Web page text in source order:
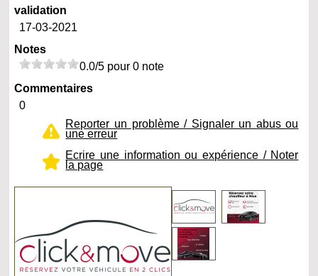
validation
17-03-2021
Notes
0.0/5 pour 0 note
Commentaires
0
Reporter un problème / Signaler un abus ou
une erreur
Ecrire une information ou expérience / Noter
la page